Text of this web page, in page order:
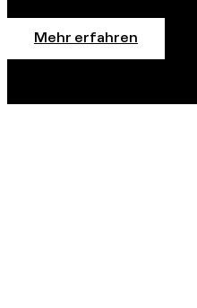
Mehr erfahren